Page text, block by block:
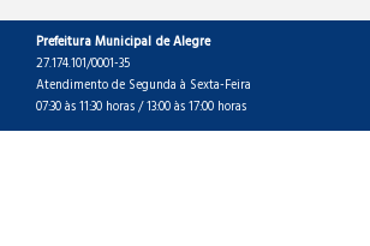
Prefeitura Municipal de Alegre
27.174.101/0001-35
Atendimento de Segunda à Sexta-Feira
07:30 às 11:30 horas / 13:00 às 17:00 horas